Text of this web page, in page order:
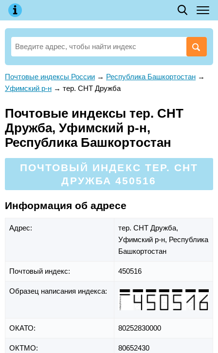
Почтовые индексы России → Республика Башкортостан →
Уфимский р-н → тер. СНТ Дружба
Почтовые индексы тер. СНТ
Дружба, Уфимский р-н,
Республика Башкортостан
ПОЧТОВЫЙ ИНДЕКС ТЕР. СНТ
ДРУЖБА 450516
Информация об адресе
Адрес:
тер. СНТ Дружба,
Уфимский р-н, Республика
Башкортостан
Почтовый индекс: 450516
Образец написания индекса:
ОКАТО: 80252830000
ОКТМО: 80652430